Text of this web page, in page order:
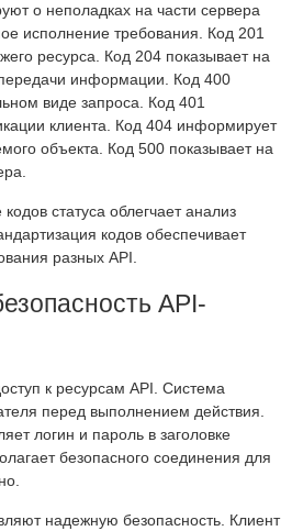
о неполадках на части сервера
исполнение требования. Код 201
ресурса. Код 204 показывает на
информации. Код 400
виде запроса. Код 401
клиента. Код 404 информирует
объекта. Код 500 показывает на
статуса облегчает анализ
кодов обеспечивает
разных API.
API-
к ресурсам API. Система
перед выполнением действия.
логин и пароль в заголовке
безопасного соединения для
надежную безопасность. Клиент